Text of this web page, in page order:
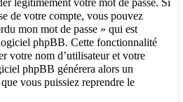
de votre compte, vous pouvez
mon mot de passe » qui est
phpBB. Cette fonctionnalité
votre nom d’utilisateur et votre
phpBB générera alors un
vous puissiez reprendre le